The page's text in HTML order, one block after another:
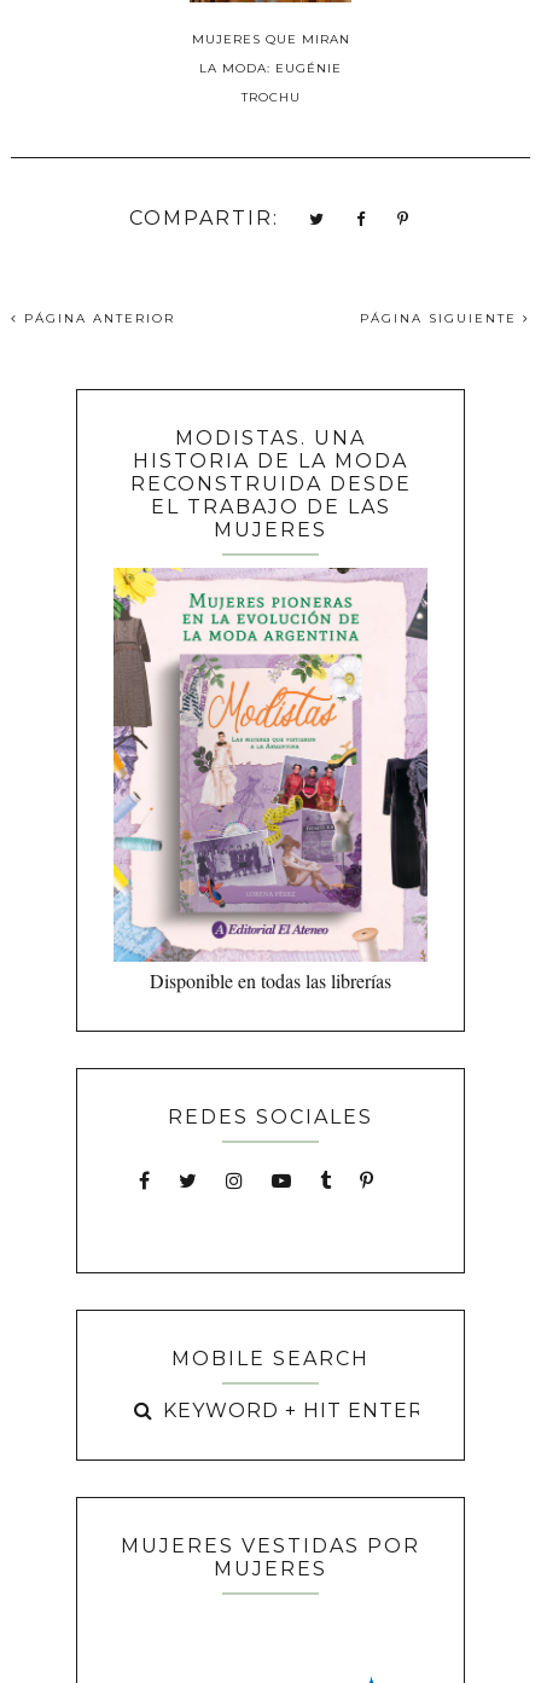
MUJERES QUE MIRAN
LA MODA: EUGÉNIE
TROCHU
COMPARTIR:
PÁGINA ANTERIOR PÁGINA SIGUIENTE
MODISTAS. UNA
HISTORIA DE LA MODA
RECONSTRUIDA DESDE
EL TRABAJO DE LAS
MUJERES
Disponible en todas las librerías
REDES SOCIALES
MOBILE SEARCH
MUJERES VESTIDAS POR
MUJERES